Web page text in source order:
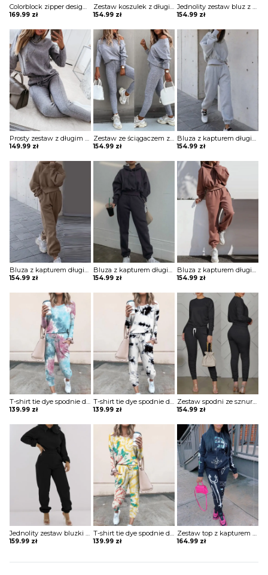
Colorblock zipper design z długim rękawem i zestawem spodni ze sznurkiem w talii komplet Soleil
169.99 zł
Zestaw koszulek z długim rękawem i sznurkiem w talii nadrukiem gwiazdy komplet Shameka
154.99 zł
Jednolity zestaw bluz z kapturem i sznurkiem długim rękawem komplet Nicolea
154.99 zł
Prosty zestaw z długim rękawem i sznurkiem do spodni komplet Tatjana
149.99 zł
Zestaw ze ściągaczem z długim rękawem i wysokim stanem komplet Merel
154.99 zł
Bluza z kapturem długim rękawem i spodnie wysokim stanem prostą kieszenią komplet Pet
154.99 zł
Bluza z kapturem długim rękawem i spodnie wysokim stanem prostą kieszenią komplet Pet
154.99 zł
Bluza z kapturem długim rękawem i spodnie wysokim stanem prostą kieszenią komplet Pet
154.99 zł
Bluza z kapturem długim rękawem i spodnie wysokim stanem prostą kieszenią komplet Pet
154.99 zł
T-shirt tie dye spodnie dwuczęściowe homewear komplet Jolantha
139.99 zł
T-shirt tie dye spodnie dwuczęściowe homewear komplet Jolantha
139.99 zł
Zestaw spodni ze sznurkiem z długim rękawem i kieszenią komplet Anghard
154.99 zł
Jednolity zestaw bluzki i spodni z długim rękawem komplet Hadley
159.99 zł
T-shirt tie dye spodnie dwuczęściowe homewear komplet Jolantha
139.99 zł
Zestaw top z kapturem i sznurkiem do spodni nadrukiem literami kreskówek komplet Norah
164.99 zł